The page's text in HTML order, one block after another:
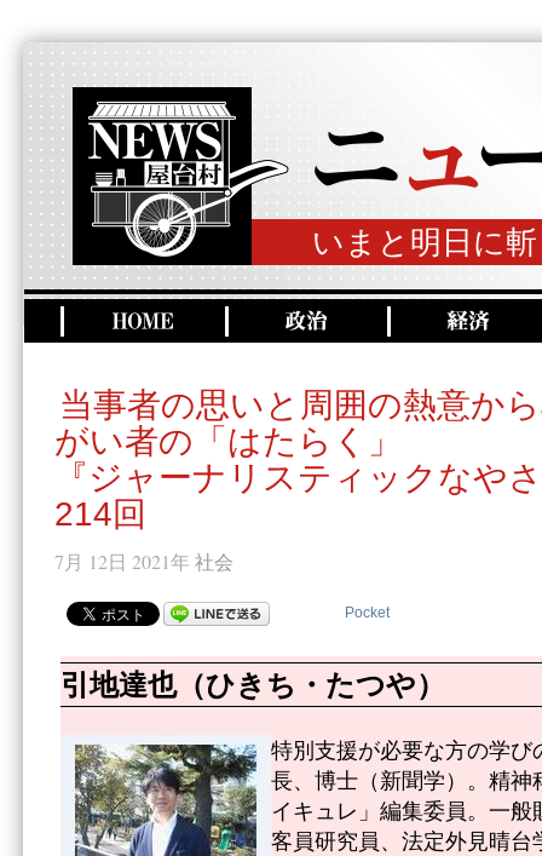
いまと明日に
当事者の思いと周囲の熱意か
がい者の「はたらく」
『ジャーナリスティックなや
214回
7月 12日 2021年 社会
Pocket
引地達也（ひきち・たつや）
特別支援が必要な方の学
長、博士（新聞学）。精
イキュレ」編集委員。一
客員研究員、法定外見晴台